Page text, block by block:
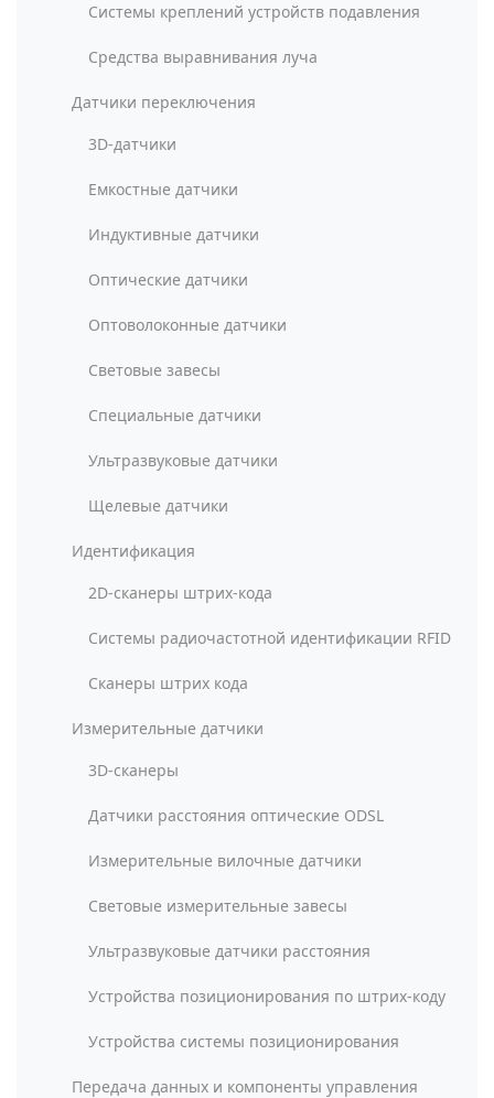
Системы креплений устройств подавления
Средства выравнивания луча
Датчики переключения
3D-датчики
Емкостные датчики
Индуктивные датчики
Оптические датчики
Оптоволоконные датчики
Световые завесы
Специальные датчики
Ультразвуковые датчики
Щелевые датчики
Идентификация
2D-сканеры штрих-кода
Системы радиочастотной идентификации RFID
Сканеры штрих кода
Измерительные датчики
3D-сканеры
Датчики расстояния оптические ODSL
Измерительные вилочные датчики
Световые измерительные завесы
Ультразвуковые датчики расстояния
Устройства позиционирования по штрих-коду
Устройства системы позиционирования
Передача данных и компоненты управления